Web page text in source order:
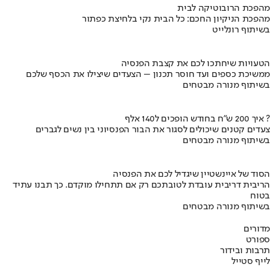
מהפכת הרובוטיקה לבית
מהפכת הניקיון החכם: כל הבית נקי בלחיצת כפתור
בשיתוף רונלייט
הטעויות שיחתכו לכם את קצבת הפנסיה
ממשיכת כספים ועד חוסר תכנון – הצעדים שיצילו את הכסף שלכם
בשיתוף מנורה מבטחים
איך 200 ש"ח בחודש הופכים ל140 אלף ?
צעדים קטנים שיכולים לסגור את הבור הפנסיוני בין נשים לגברים
בשיתוף מנורה מבטחים
הסוד של איינשטיין שיגדיל לכם את הפנסיה
הריבית דריבית עובדת לטובתכם רק אם תתחילו מוקדם. כך תבנו עתיד
בטוח
בשיתוף מנורה מבטחים
מדורים
ספורט
תרבות ובידור
לייף סטייל